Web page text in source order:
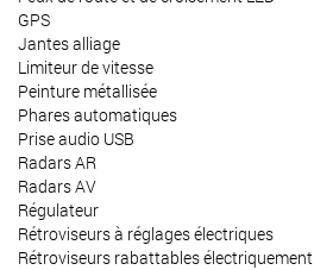
GPS
Jantes alliage
Limiteur de vitesse
Peinture métallisée
Phares automatiques
Prise audio USB
Radars AR
Radars AV
Régulateur
Rétroviseurs à réglages électriques
Rétroviseurs rabattables électriquement